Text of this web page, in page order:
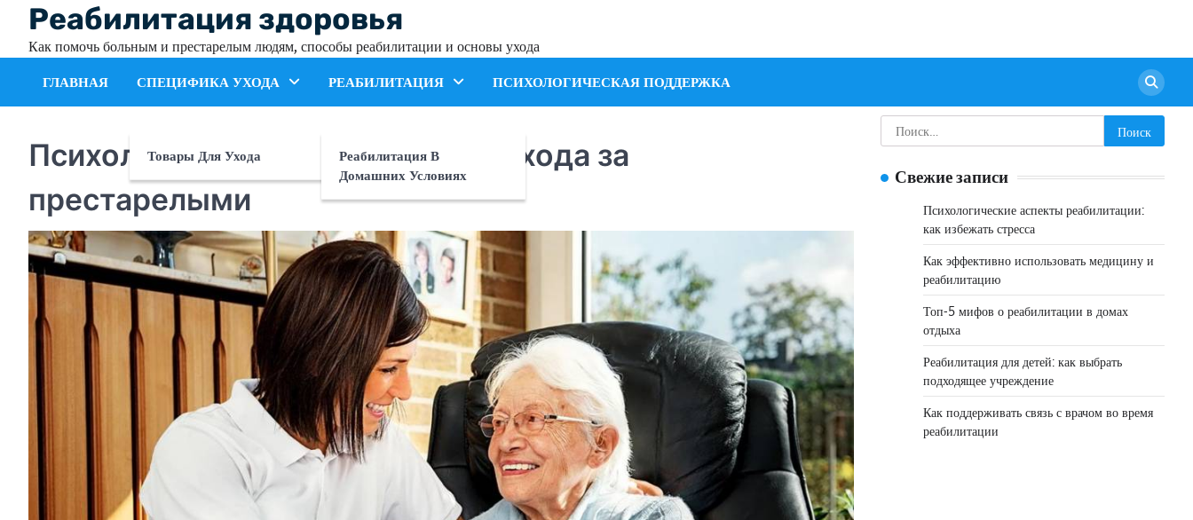
content
Реабилитация здоровья
Как помочь больным и престарелым людям, способы реабилитации и основы ухода
ГЛАВНАЯ СПЕЦИФИКА УХОДА
Товары Для Ухода
РЕАБИЛИТАЦИЯ
Реабилитация В
Домашних Условиях
ПСИХОЛОГИЧЕСКАЯ ПОДДЕРЖКА
Психологические особенности ухода за
престарелыми
Найти:
Свежие записи
Психологические аспекты реабилитации:
как избежать стресса
Как эффективно использовать медицину и
реабилитацию
Топ-5 мифов о реабилитации в домах
отдыха
Реабилитация для детей: как выбрать
подходящее учреждение
Как поддерживать связь с врачом во время
реабилитации